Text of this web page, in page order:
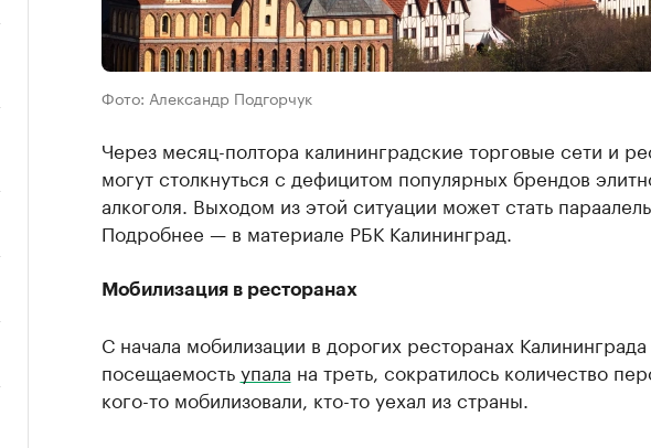
Фото: Александр Подгорчук
Через месяц-полтора калининградские торговые сети и
могут столкнуться с дефицитом популярных брендов
алкоголя. Выходом из этой ситуации может стать
Подробнее — в материале РБК Калининград.
Мобилизация в ресторанах
С начала мобилизации в дорогих ресторанах Калининграда
посещаемостьупала на треть, сократилось количество
кого-то мобилизовали, кто-то уехал из страны.